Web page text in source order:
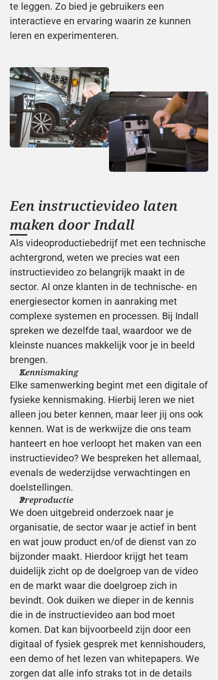
te leggen. Zo bied je gebruikers een
interactieve en ervaring waarin ze kunnen
leren en experimenteren.
Een instructievideo laten
maken door Indall
Als videoproductiebedrijf met een technische
achtergrond, weten we precies wat een
instructievideo zo belangrijk maakt in de
sector. Al onze klanten in de technische- en
energiesector komen in aanraking met
complexe systemen en processen. Bij Indall
spreken we dezelfde taal, waardoor we de
kleinste nuances makkelijk voor je in beeld
brengen.
Kennismaking
Elke samenwerking begint met een digitale of
fysieke kennismaking. Hierbij leren we niet
alleen jou beter kennen, maar leer jij ons ook
kennen. Wat is de werkwijze die ons team
hanteert en hoe verloopt het maken van een
instructievideo? We bespreken het allemaal,
evenals de wederzijdse verwachtingen en
doelstellingen.
Preproductie
We doen uitgebreid onderzoek naar je
organisatie, de sector waar je actief in bent
en wat jouw product en/of de dienst van zo
bijzonder maakt. Hierdoor krijgt het team
duidelijk zicht op de doelgroep van de video
en de markt waar die doelgroep zich in
bevindt. Ook duiken we dieper in de kennis
die in de instructievideo aan bod moet
komen. Dat kan bijvoorbeeld zijn door een
digitaal of fysiek gesprek met kennishouders,
een demo of het lezen van whitepapers. We
zorgen dat alle info straks tot in de details